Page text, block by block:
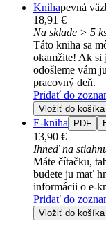
Knihapevná
18,91 €
Na sklade > 5
Táto kniha sa
okamžite! Ak si
odošleme vám
pracovný deň.
Pridať do
Vložiť do košíka
E-kniha PDF
13,90 €
Ihneď na
Máte čítačku,
budete ju mať
informácii o e-
Pridať do
Vložiť do košíka